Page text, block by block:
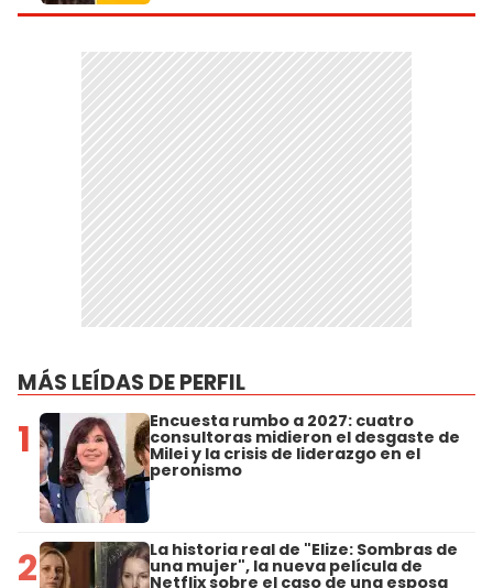
MÁS LEÍDAS DE PERFIL
1 Encuesta rumbo a 2027: cuatro
consultoras midieron el desgaste de
Milei y la crisis de liderazgo en el
peronismo
2 La historia real de "Elize: Sombras de
una mujer", la nueva película de
Netflix sobre el caso de una esposa